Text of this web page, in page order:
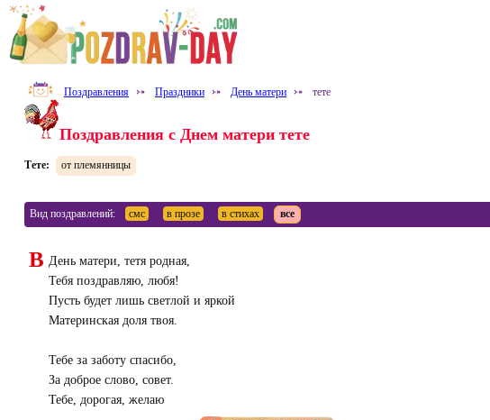
Поздравления ⤐ Праздники ⤐ День матери ⤐ тете
Поздравления с Днем матери тете
Тете: от племянницы
Вид поздравлений: смс в прозе в стихах все
В День матери, тетя родная,
Тебя поздравляю, любя!
Пусть будет лишь светлой и яркой
Материнская доля твоя.
Тебе за заботу спасибо,
За доброе слово, совет.
Тебе, дорогая, желаю